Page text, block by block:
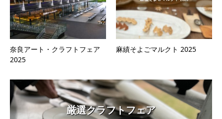
奈良アート・クラフトフェア
2025
麻績そよごマルクト 2025
厳選クラフトフェア